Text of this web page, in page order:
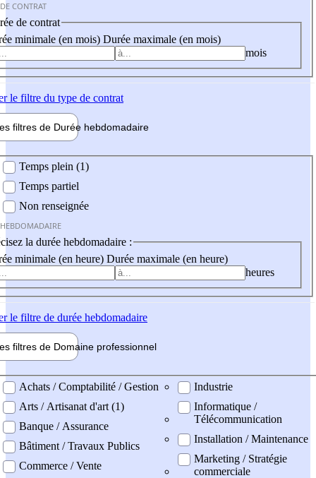
CONTRAT
de contrat
minimale (en mois) Durée maximale (en mois)
mois
le filtre du type de contrat
filtres de Durée hebdomadaire
Temps plein (1)
Temps partiel
Non renseignée
la durée hebdomadaire :
minimale (en heure) Durée maximale (en heure)
heures
le filtre de durée hebdomadaire
filtres de Domaine professionnel
professionel
Achats / Comptabilité / Gestion
Arts / Artisanat d'art (1)
Banque / Assurance
Bâtiment / Travaux Publics
Commerce / Vente
Industrie
Informatique /
Télécommunication
Installation / Maintenance
Marketing / Stratégie
commerciale